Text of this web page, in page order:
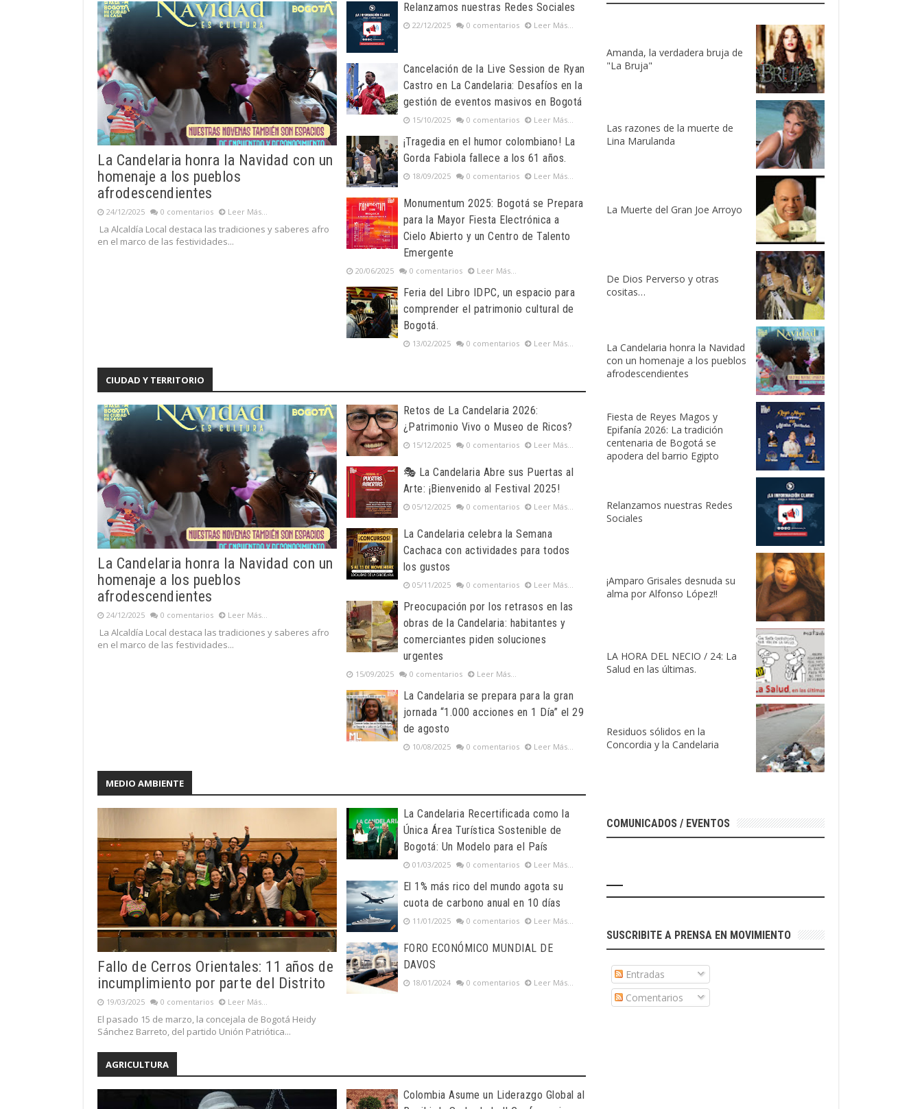
La Candelaria honra la Navidad con un
homenaje a los pueblos
afrodescendientes
24/12/2025 0 comentarios Leer Más...
La Alcaldía Local destaca las tradiciones y saberes afro
en el marco de las festividades...
Relanzamos nuestras Redes Sociales
22/12/2025 0 comentarios Leer Más...
Cancelación de la Live Session de Ryan
Castro en La Candelaria: Desafíos en la
gestión de eventos masivos en Bogotá
15/10/2025 0 comentarios Leer Más...
¡Tragedia en el humor colombiano! La
Gorda Fabiola fallece a los 61 años.
18/09/2025 0 comentarios Leer Más...
Monumentum 2025: Bogotá se Prepara
para la Mayor Fiesta Electrónica a
Cielo Abierto y un Centro de Talento
Emergente
20/06/2025 0 comentarios Leer Más...
Feria del Libro IDPC, un espacio para
comprender el patrimonio cultural de
Bogotá.
13/02/2025 0 comentarios Leer Más...
CIUDAD Y TERRITORIO
La Candelaria honra la Navidad con un
homenaje a los pueblos
afrodescendientes
24/12/2025 0 comentarios Leer Más...
La Alcaldía Local destaca las tradiciones y saberes afro
en el marco de las festividades...
Retos de La Candelaria 2026:
¿Patrimonio Vivo o Museo de Ricos?
15/12/2025 0 comentarios Leer Más...
🎭 La Candelaria Abre sus Puertas al
Arte: ¡Bienvenido al Festival 2025!
05/12/2025 0 comentarios Leer Más...
La Candelaria celebra la Semana
Cachaca con actividades para todos
los gustos
05/11/2025 0 comentarios Leer Más...
Preocupación por los retrasos en las
obras de la Candelaria: habitantes y
comerciantes piden soluciones
urgentes
15/09/2025 0 comentarios Leer Más...
La Candelaria se prepara para la gran
jornada “1.000 acciones en 1 Día” el 29
de agosto
10/08/2025 0 comentarios Leer Más...
MEDIO AMBIENTE
Fallo de Cerros Orientales: 11 años de
incumplimiento por parte del Distrito
19/03/2025 0 comentarios Leer Más...
El pasado 15 de marzo, la concejala de Bogotá Heidy
Sánchez Barreto, del partido Unión Patriótica...
La Candelaria Recertificada como la
Única Área Turística Sostenible de
Bogotá: Un Modelo para el País
01/03/2025 0 comentarios Leer Más...
El 1% más rico del mundo agota su
cuota de carbono anual en 10 días
11/01/2025 0 comentarios Leer Más...
FORO ECONÓMICO MUNDIAL DE
DAVOS
18/01/2024 0 comentarios Leer Más...
AGRICULTURA
Colombia Asume un Liderazgo Global al
Amanda, la verdadera bruja de
"La Bruja"
Las razones de la muerte de
Lina Marulanda
La Muerte del Gran Joe Arroyo
De Dios Perverso y otras
cositas…
La Candelaria honra la Navidad
con un homenaje a los pueblos
afrodescendientes
Fiesta de Reyes Magos y
Epifanía 2026: La tradición
centenaria de Bogotá se
apodera del barrio Egipto
Relanzamos nuestras Redes
Sociales
¡Amparo Grisales desnuda su
alma por Alfonso López!!
LA HORA DEL NECIO / 24: La
Salud en las últimas.
Residuos sólidos en la
Concordia y la Candelaria
COMUNICADOS / EVENTOS
SUSCRIBITE A PRENSA EN MOVIMIENTO
Entradas
Comentarios